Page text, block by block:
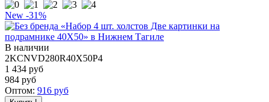
New -31%
В наличии
2KCNVD280R40X50P4
1 434 руб
984 руб
Оптом: 916 руб